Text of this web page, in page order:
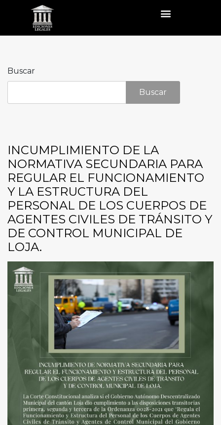
Buscar
Buscar
INCUMPLIMIENTO DE LA
NORMATIVA SECUNDARIA PARA
REGULAR EL FUNCIONAMIENTO
Y LA ESTRUCTURA DEL
PERSONAL DE LOS CUERPOS DE
AGENTES CIVILES DE TRÁNSITO Y
DE CONTROL MUNICIPAL DE
LOJA.